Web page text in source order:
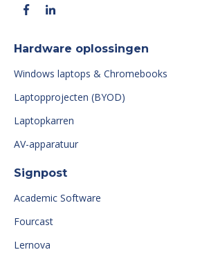
Hardware oplossingen
Windows laptops & Chromebooks
Laptopprojecten (BYOD)
Laptopkarren
AV-apparatuur
Signpost
Academic Software
Fourcast
Lernova